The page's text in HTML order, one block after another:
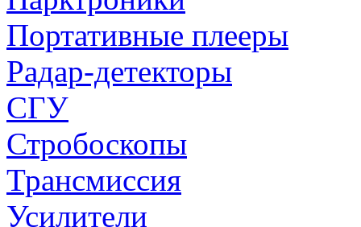
Портативные плееры
Радар-детекторы
СГУ
Стробоскопы
Трансмиссия
Усилители